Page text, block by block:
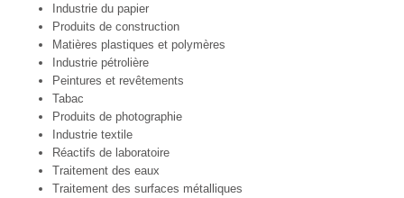
Industrie du papier
Produits de construction
Matières plastiques et polymères
Industrie pétrolière
Peintures et revêtements
Tabac
Produits de photographie
Industrie textile
Réactifs de laboratoire
Traitement des eaux
Traitement des surfaces métalliques